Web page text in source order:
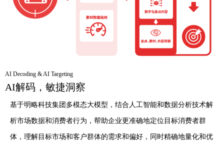
AI Decoding & AI Targeting
AI解码，敏捷洞察
基于明略科技集团多模态大模型 ， 结合 人工智能和数据分析技术解
析市场数据和消费者行为，帮助企业更准确地定位目标消费者群
体，理解目标市场和客户群体的需求和偏好，同时精确地量化和优